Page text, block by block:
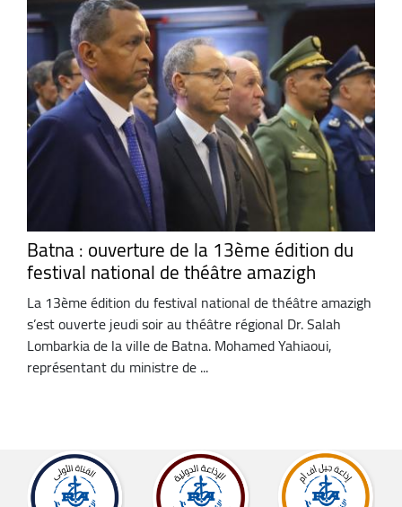
Batna : ouverture de la 13ème édition du
festival national de théâtre amazigh
La 13ème édition du festival national de théâtre amazigh
s’est ouverte jeudi soir au théâtre régional Dr. Salah
Lombarkia de la ville de Batna. Mohamed Yahiaoui,
représentant du ministre de ...